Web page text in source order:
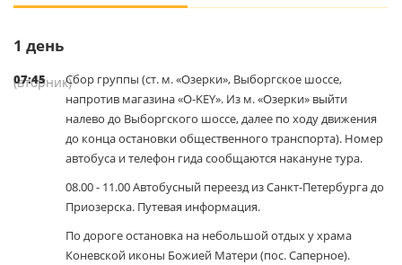
1 день
(вторник)
07:45
Сбор группы (ст. м. «Озерки», Выборгское шоссе,
напротив магазина «O-KEY». Из м. «Озерки» выйти
налево до Выборгского шоссе, далее по ходу движения
до конца остановки общественного транспорта). Номер
автобуса и телефон гида сообщаются накануне тура.
08.00 - 11.00 Автобусный переезд из Санкт-Петербурга до
Приозерска. Путевая информация.
По дороге остановка на небольшой отдых у храма
Коневской иконы Божией Матери (пос. Саперное).